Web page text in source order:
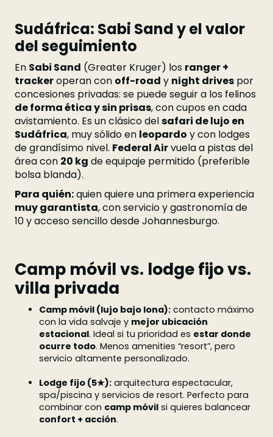
Sudáfrica: Sabi Sand y el valor
del seguimiento
En Sabi Sand (Greater Kruger) los ranger +
trackeroperan con off-road y night drives por
concesiones privadas: se puede seguir a los felinos
de forma ética y sin prisas, con cupos en cada
avistamiento. Es un clásico delsafari de lujo en
Sudáfrica, muy sólido en leopardo y con lodges
de grandísimo nivel. Federal Airvuela a pistas del
área con 20 kg de equipaje permitido (preferible
bolsa blanda).
Para quién:quien quiere una primera experiencia
muy garantista, con servicio y gastronomía de
10 y acceso sencillo desde Johannesburgo.
Camp móvil vs. lodge fijo vs.
villa privada
Camp móvil (lujo bajo lona): contacto máximo
con la vida salvaje y mejor ubicación
estacional. Ideal si tu prioridad es estar donde
ocurre todo. Menos amenities “resort”, pero
servicio altamente personalizado.
Lodge fijo (5★): arquitectura espectacular,
spa/piscina y servicios de resort. Perfecto para
combinar con camp móvil si quieres balancear
confort + acción.